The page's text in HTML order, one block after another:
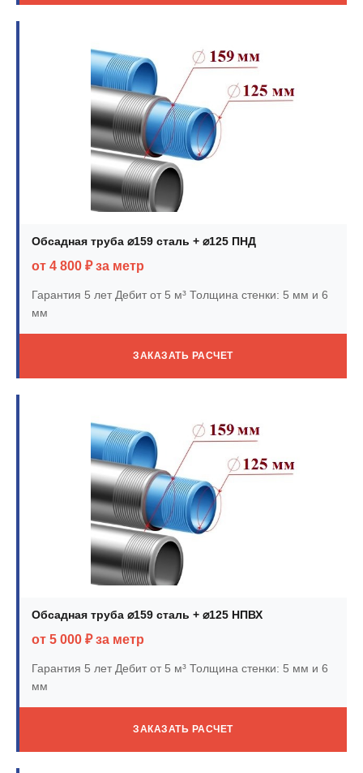
Обсадная труба ⌀159 сталь + ⌀125 ПНД
от 4 800 ₽ за метр
Гарантия 5 летДебит от 5 м³ Толщина стенки: 5 мм и 6
мм
ЗАКАЗАТЬ РАСЧЕТ
Обсадная труба ⌀159 сталь + ⌀125 НПВХ
от 5 000 ₽ за метр
Гарантия 5 летДебит от 5 м³ Толщина стенки: 5 мм и 6
мм
ЗАКАЗАТЬ РАСЧЕТ